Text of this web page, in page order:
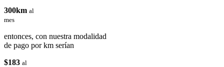
300km al
mes
entonces, con nuestra modalidad
de pago por km serían
$183 al